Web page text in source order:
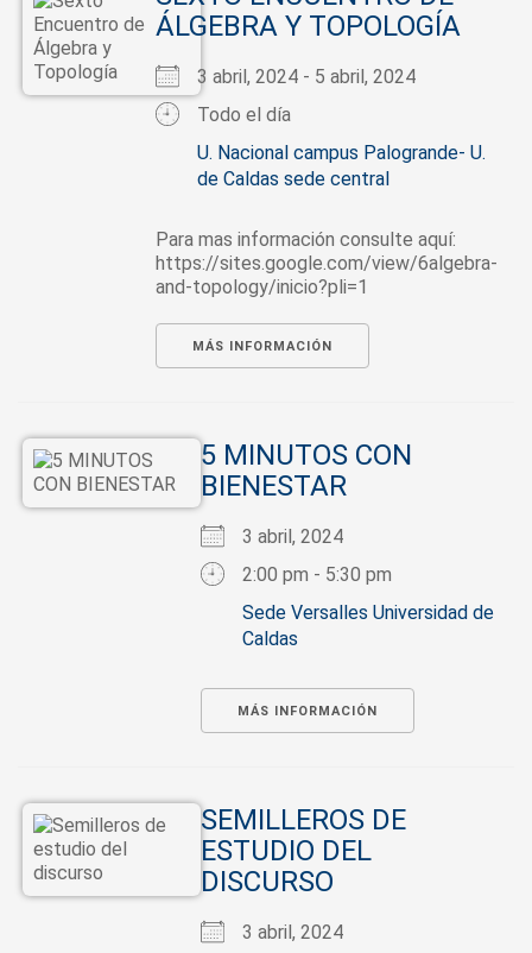
ÁLGEBRA Y TOPOLOGÍA
3 abril, 2024 - 5 abril, 2024
Todo el día
U. Nacional campus Palogrande- U.
de Caldas sede central
Para mas información consulte aquí:
https://sites.google.com/view/6algebra-
and-topology/inicio?pli=1
MÁS INFORMACIÓN
5 MINUTOS CON
BIENESTAR
3 abril, 2024
2:00 pm - 5:30 pm
Sede Versalles Universidad de
Caldas
MÁS INFORMACIÓN
SEMILLEROS DE
ESTUDIO DEL
DISCURSO
3 abril, 2024